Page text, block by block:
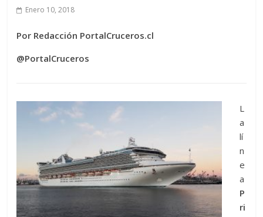
Enero 10, 2018
Por Redacción PortalCruceros.cl
@PortalCruceros
L
a
lí
n
e
a
P
ri